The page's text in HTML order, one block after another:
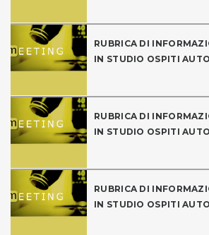
RUBRICA DI
IN STUDIO OSPITI
RUBRICA DI
IN STUDIO OSPITI
RUBRICA DI
IN STUDIO OSPITI